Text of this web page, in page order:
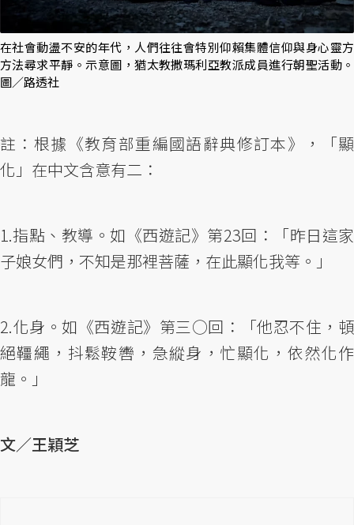
在社會動盪不安的年代，人們往往會特別仰賴集體信仰與身心靈方
方法尋求平靜。示意圖，猶太教撒瑪利亞教派成員進行朝聖活動。
圖／路透社
註：根據《教育部重編國語辭典修訂本》，「顯
化」在中文含意有二：
1.指點、教導。如《西遊記》第23回：「昨日這家
子娘女們，不知是那裡菩薩，在此顯化我等。」
2.化身。如《西遊記》第三○回：「他忍不住，頓
絕韁繩，抖鬆鞍轡，急縱身，忙顯化，依然化作
龍。」
文／王穎芝